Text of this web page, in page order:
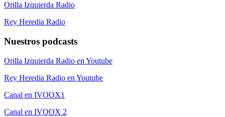
Orilla Izquierda Radio
Rey Heredia Radio
Nuestros podcasts
Orilla Izquierda Radio en Youtube
Rey Heredia Radio en Youtube
Canal en IVOOX1
Canal en IVOOX 2